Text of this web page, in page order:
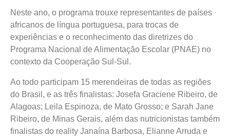
Neste ano, o programa trouxe representantes de países
africanos de língua portuguesa, para trocas de
experiências e o reconhecimento das diretrizes do
Programa Nacional de Alimentação Escolar (PNAE) no
contexto da Cooperação Sul-Sul.
Ao todo participam 15 merendeiras de todas as regiões
do Brasil, e as três finalistas: Josefa Graciene Ribeiro, de
Alagoas; Leila Espinoza, de Mato Grosso; e Sarah Jane
Ribeiro, de Minas Gerais, além das nutricionistas também
finalistas do reality Janaína Barbosa, Elianne Arruda e